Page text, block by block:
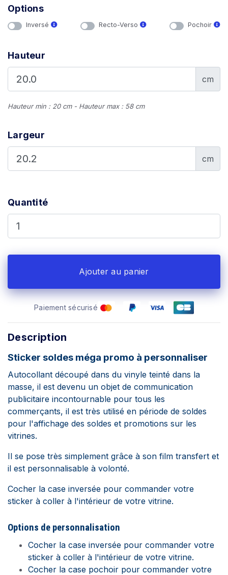
Options
Inversé Recto-Verso Pochoir
Hauteur
cm
Hauteur min : 20 cm - Hauteur max : 58 cm
Largeur
cm
Quantité
Ajouter au panier
Paiement sécurisé
Description
Sticker soldes méga promo à personnaliser
Autocollant découpé dans du vinyle teinté dans la
masse, il est devenu un objet de communication
publicitaire incontournable pour tous les
commerçants, il est très utilisé en période de soldes
pour l'affichage des soldes et promotions sur les
vitrines.
Il se pose très simplement grâce à son film transfert et
il est personnalisable à volonté.
Cocher la case inversée pour commander votre
sticker à coller à l'intérieur de votre vitrine.
Options de personnalisation
Cocher la case inversée pour commander votre
sticker à coller à l'intérieur de votre vitrine.
Cocher la case pochoir pour commander votre